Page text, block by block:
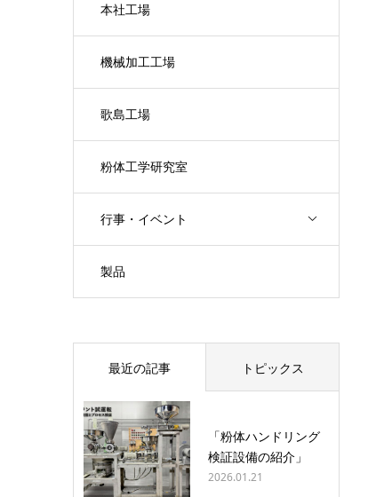
本社工場
機械加工工場
歌島工場
粉体工学研究室
行事・イベント
製品
最近の記事 トピックス
「粉体ハンドリング
検証設備の紹介」
2026.01.21